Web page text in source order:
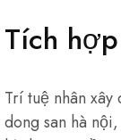
Tích
Trí tuệ nhân
dong san hà